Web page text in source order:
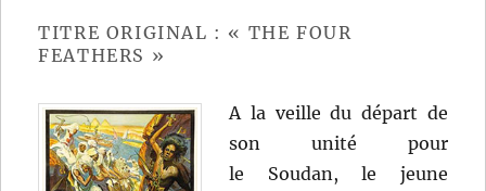
TITRE ORIGINAL : « THE FOUR
FEATHERS »
A la veille du départ de
son unité pour
le Soudan, le jeune